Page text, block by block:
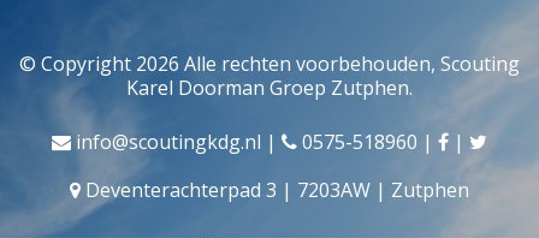
Update: Tentenfestijn
Gepubliceerd op: 20 januari 2026
Beste lezer,Ondanks alle
voorbereidingen hebben we moeten
besluiten om het KDG Tentenfestijn niet
© Copyright 2026 Alle rechten voorbehouden, Scouting
Karel Doorman Groep Zutphen.
info@scoutingkdg.nl | 0575-518960 |
|
Deventerachterpad 3 | 7203AW | Zutphen